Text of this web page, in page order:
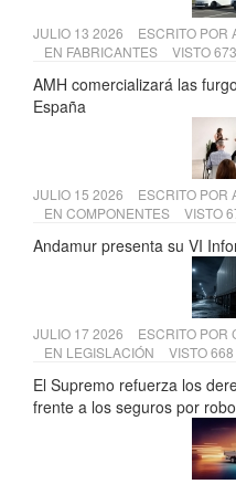
JULIO 13 2026 ESCRITO POR
EN FABRICANTES VISTO
AMH comercializará las
España
JULIO 15 2026 ESCRITO POR
EN COMPONENTES VISTO
Andamur presenta su VI
JULIO 17 2026 ESCRITO POR
EN LEGISLACIÓN VISTO
El Supremo refuerza los
frente a los seguros por